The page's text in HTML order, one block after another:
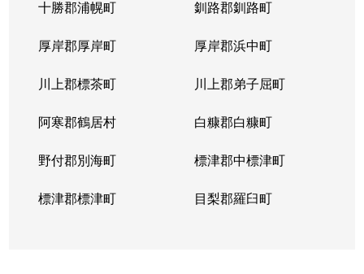
十勝郡浦幌町 釧路郡釧路町
厚岸郡厚岸町 厚岸郡浜中町
川上郡標茶町 川上郡弟子屈町
阿寒郡鶴居村 白糠郡白糠町
野付郡別海町 標津郡中標津町
標津郡標津町 目梨郡羅臼町